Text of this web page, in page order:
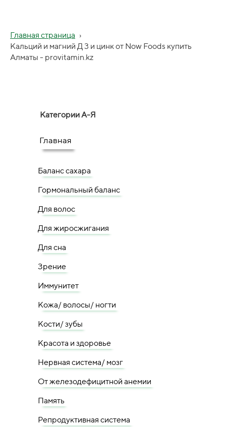
Главная страница ›
Кальций и магний Д 3 и цинк от Now Foods купить
Алматы - provitamin.kz
Категории А-Я
Главная
Баланс сахара
Гормональный баланс
Для волос
Для жиросжигания
Для сна
Зрение
Иммунитет
Кожа/ волосы/ ногти
Кости/ зубы
Красота и здоровье
Нервная система/ мозг
От железодефицитной анемии
Память
Репродуктивная система